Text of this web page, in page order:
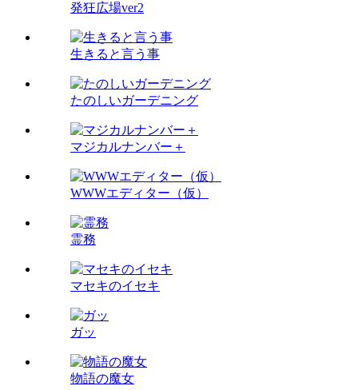
発狂広場ver2
生きると言う事
たのしいガーデニング
マジカルナンバー＋
WWWエディター（仮）
霊務
マセキのイセキ
ガッ
物語の魔女